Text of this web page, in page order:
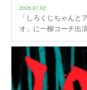
2026.07.02
「しろくじちゃんと
オ」に一柳コーチ出